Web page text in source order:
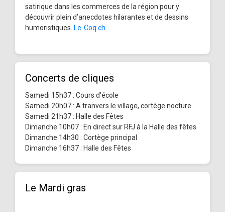
satirique dans les commerces de la région pour y
découvrir plein d’anecdotes hilarantes et de dessins
humoristiques. Le-Coq.ch
Concerts de cliques
Samedi 15h37 : Cours d'école
Samedi 20h07 : A tranvers le village, cortège nocture
Samedi 21h37 : Halle des Fêtes
Dimanche 10h07 : En direct sur RFJ à la Halle des fêtes
Dimanche 14h30 : Cortège principal
Dimanche 16h37 : Halle des Fêtes
Le Mardi gras